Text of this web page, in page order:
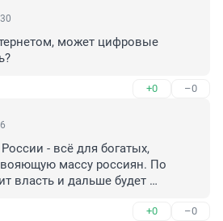
может цифровые
+0 –0
- всё для богатых,
массу россиян. По
власть и дальше будет
+0 –0